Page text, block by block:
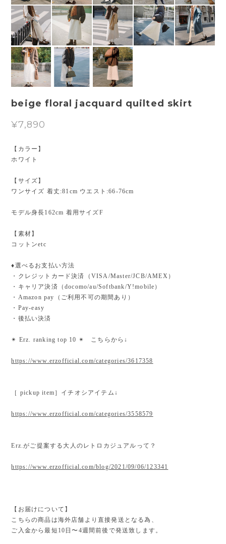
beige floral jacquard quilted skirt
¥7,890
【カラー】
ホワイト
【サイズ】
ワンサイズ 着丈:81cm ウエスト:66-76cm
モデル身長162cm 着用サイズF
【素材】
コットンetc
♦︎選べるお支払い方法
・クレジットカード決済（VISA/Master/JCB/AMEX）
・キャリア決済（docomo/au/Softbank/Y!mobile）
・Amazon pay（ご利用不可の期間あり）
・Pay-easy
・後払い決済
✴︎ Erz. ranking top 10 ✴︎ こちらから↓
https://www.erzofficial.com/categories/3617358
［ pickup item］イチオシアイテム↓
https://www.erzofficial.com/categories/3558579
Erz.がご提案する大人のレトロカジュアルって？
https://www.erzofficial.com/blog/2021/09/06/123341
【お届けについて】
こちらの商品は海外店舗より直接発送となる為、
ご入金から最短10日〜4週間前後で発送致します。